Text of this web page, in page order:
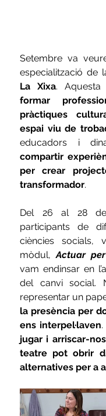
Setembre va
especialització de
La Xixa.
formar
pràctiques
espai viu de
compartir
per crear
transformador.
Del 26 al 28 de
participants de
ciències socials,
mòdul, Actuar
vam endinsar en
del canvi social.
representar un
la presència per
ens interpel·laven
jugar i arriscar-
teatre pot obrir
alternatives per a